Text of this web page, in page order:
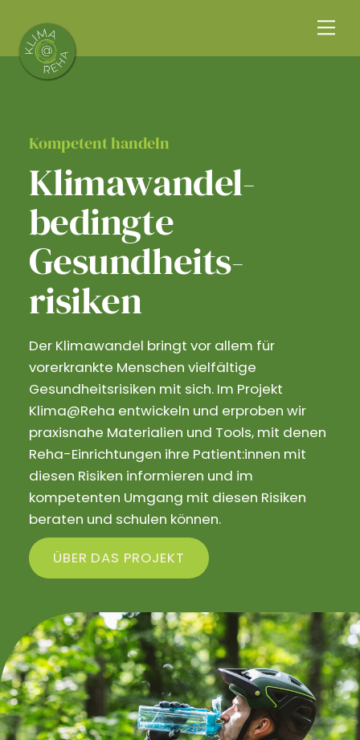
content
Kompetent handeln
Klimawandel­
bedingte
Gesundheits­
risiken
Der Klimawandel bringt vor allem für
vorerkrankte Menschen vielfältige
Gesundheitsrisiken mit sich. Im Projekt
Klima@Reha entwickeln und erproben wir
praxisnahe Materialien und Tools, mit denen
Reha-Einrichtungen ihre Patient:innen mit
diesen Risiken informieren und im
kompetenten Umgang mit diesen Risiken
beraten und schulen können.
ÜBER DAS PROJEKT